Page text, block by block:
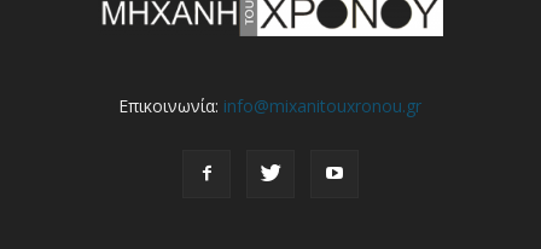
Επικοινωνία: info@mixanitouxronou.gr